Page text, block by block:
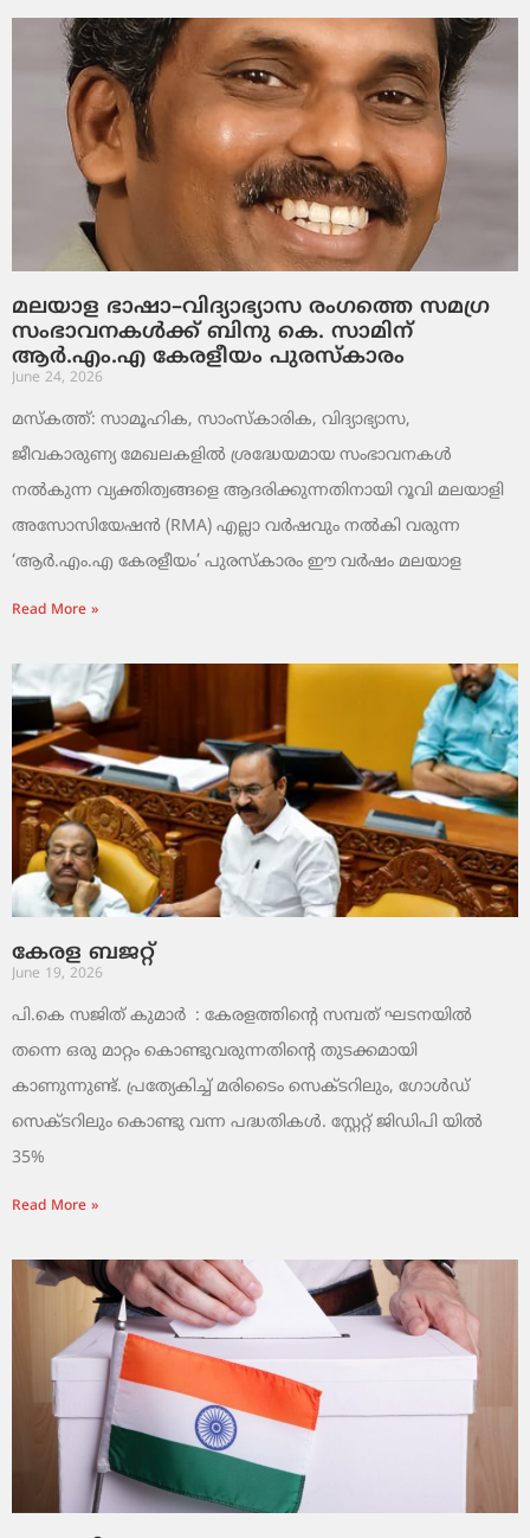
മലയാള ഭാഷാ–വിദ്യാഭ്യാസ രംഗത്തെ സമഗ്ര
സംഭാവനകൾക്ക് ബിനു കെ. സാമിന്
ആർ.എം.എ കേരളീയം പുരസ്‌കാരം
June 24, 2026
മസ്കത്ത്: സാമൂഹിക, സാംസ്‌കാരിക, വിദ്യാഭ്യാസ,
ജീവകാരുണ്യ മേഖലകളിൽ ശ്രദ്ധേയമായ സംഭാവനകൾ
നൽകുന്ന വ്യക്തിത്വങ്ങളെ ആദരിക്കുന്നതിനായി റൂവി മലയാളി
അസോസിയേഷൻ (RMA) എല്ലാ വർഷവും നൽകി വരുന്ന
‘ആർ.എം.എ കേരളീയം’ പുരസ്‌കാരം ഈ വർഷം മലയാള
Read More »
കേരള ബജറ്റ്
June 19, 2026
പി.കെ സജിത് കുമാര്‍ : കേരളത്തിന്റെ സമ്പത് ഘടനയിൽ
തന്നെ ഒരു മാറ്റം കൊണ്ടുവരുന്നതിന്റെ തുടക്കമായി
കാണുന്നുണ്ട്. പ്രത്യേകിച്ച് മരിടൈം സെക്ടറിലും, ഗോൾഡ്
സെക്ടറിലും കൊണ്ടു വന്ന പദ്ധതികൾ. സ്റ്റേറ്റ് ജിഡിപി യിൽ
35%
Read More »